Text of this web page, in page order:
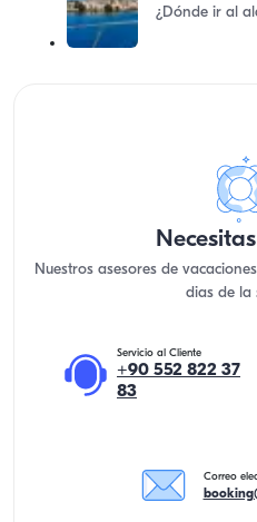
¿Dónde ir al
Nuestros asesores de
dias de la
Servicio al Cliente
+90 552 822 37
83
Correo